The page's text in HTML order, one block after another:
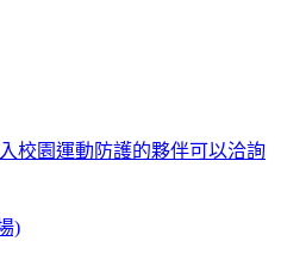
校園運動防護的夥伴可以洽詢